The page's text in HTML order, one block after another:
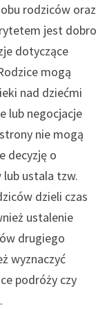
rodziców oraz
jest dobro
dotyczące
mogą
nad dziećmi
lub negocjacje
nie mogą
decyzję o
lub ustala tzw.
dzieli czas
ustalenie
drugiego
wyznaczyć
podróży czy